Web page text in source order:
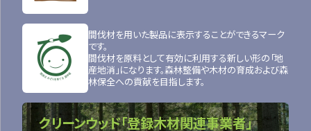
間伐材を用いた製品に表示することができるマーク
です。
間伐材を原料として有効に利用する新しい形の「地
産地消」になります。森林整備や木材の育成および森
林保全への貢献を目指します。
クリーンウッド「登録木材関連事業者」